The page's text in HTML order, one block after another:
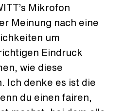
Mikrofon
Meinung nach eine
um
Eindruck
wie diese
Ich denke es ist die
du einen fairen,